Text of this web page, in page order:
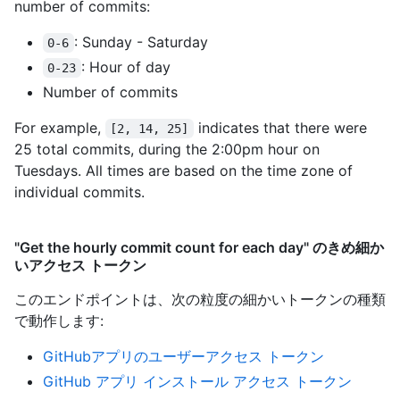
number of commits:
0-6 : Sunday - Saturday
0-23 : Hour of day
Number of commits
For example,
[2, 14, 25]
indicates that there were
25 total commits, during the 2:00pm hour on
Tuesdays. All times are based on the time zone of
individual commits.
"Get the hourly commit count for each day" のきめ細か
いアクセス トークン
このエンドポイントは、次の粒度の細かいトークンの種類
で動作します:
GitHubアプリのユーザーアクセス トークン
GitHub アプリ インストール アクセス トークン